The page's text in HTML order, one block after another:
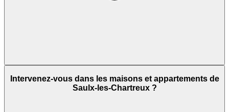
Intervenez-vous dans les maisons et appartements de
Saulx-les-Chartreux ?